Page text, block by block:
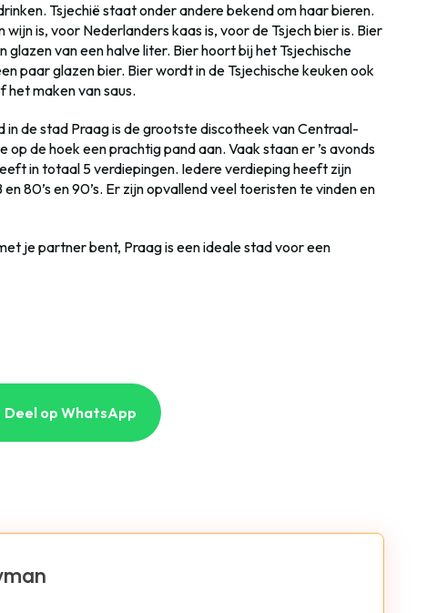
Tsjechië staat onder andere bekend om haar bieren.
is, voor Nederlanders kaas is, voor de Tsjech bier is. Bier
van een halve liter. Bier hoort bij het Tsjechische
paar glazen bier. Bier wordt in de Tsjechische keuken ook
het maken van saus.
de stad Praag is de grootste discotheek van Centraal-
de hoek een prachtig pand aan. Vaak staan er ’s avonds
in totaal 5 verdiepingen. Iedere verdieping heeft zijn
80’s en 90’s. Er zijn opvallend veel toeristen te vinden en
je partner bent, Praag is een ideale stad voor een
Deel op WhatsApp